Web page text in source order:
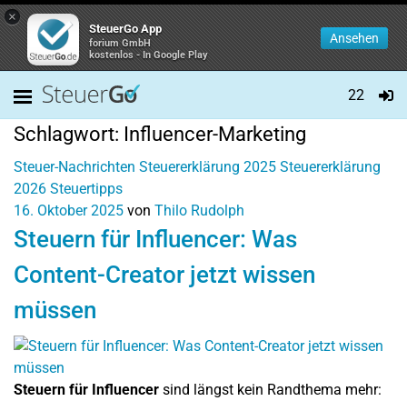
×
SteuerGo App
forium GmbH
kostenlos - In Google Play
Ansehen
22
Schlagwort: Influencer-Marketing
Steuer-Nachrichten Steuererklärung 2025 Steuererklärung
2026 Steuertipps
16. Oktober 2025 von Thilo Rudolph
Steuern für Influencer: Was
Content-Creator jetzt wissen
müssen
Steuern für Influencer sind längst kein Randthema mehr: